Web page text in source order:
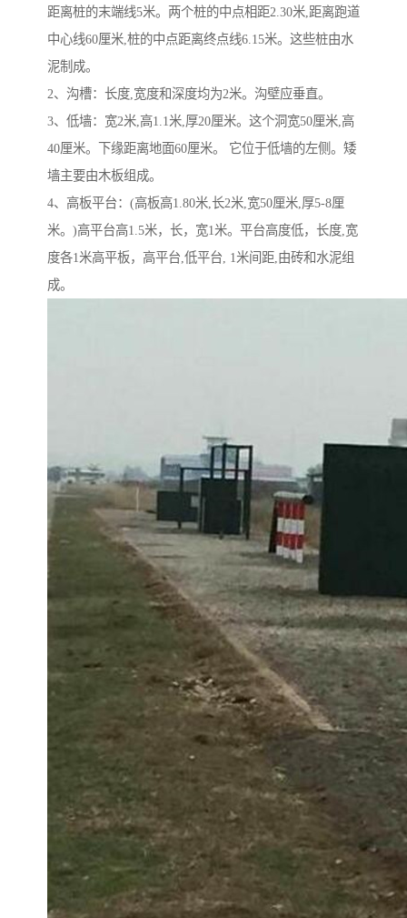
距离桩的末端线5米。两个桩的中点相距2.30米,距离跑道
中心线60厘米,桩的中点距离终点线6.15米。这些桩由水
泥制成。
2、沟槽：长度,宽度和深度均为2米。沟壁应垂直。
3、低墙：宽2米,高1.1米,厚20厘米。这个洞宽50厘米,高
40厘米。下缘距离地面60厘米。 它位于低墙的左侧。矮
墙主要由木板组成。
4、高板平台：(高板高1.80米,长2米,宽50厘米,厚5-8厘
米。)高平台高1.5米，长，宽1米。平台高度低，长度,宽
度各1米高平板，高平台,低平台, 1米间距,由砖和水泥组
成。